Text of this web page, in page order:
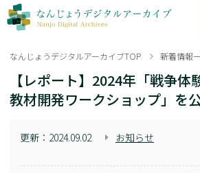
なんじょうデジタルアーカイブTOP 新着情報
【レポート】2024年「戦争体
教材開発ワークショップ」を
更新： 2024.09.02 お知らせ